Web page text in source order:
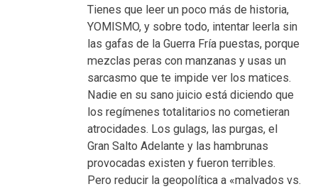
Tienes que leer un poco más de historia,
YOMISMO, y sobre todo, intentar leerla sin
las gafas de la Guerra Fría puestas, porque
mezclas peras con manzanas y usas un
sarcasmo que te impide ver los matices.
Nadie en su sano juicio está diciendo que
los regímenes totalitarios no cometieran
atrocidades. Los gulags, las purgas, el
Gran Salto Adelante y las hambrunas
provocadas existen y fueron terribles.
Pero reducir la geopolítica a «malvados vs.